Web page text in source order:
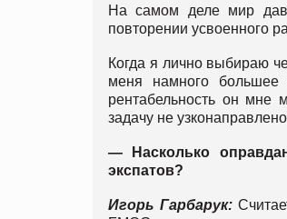
На самом деле мир
повторении усвоенного
Когда я лично выбираю
меня намного большее
рентабельность он мне
задачу не
— Насколько
экспатов?
Игорь Гарбарук: